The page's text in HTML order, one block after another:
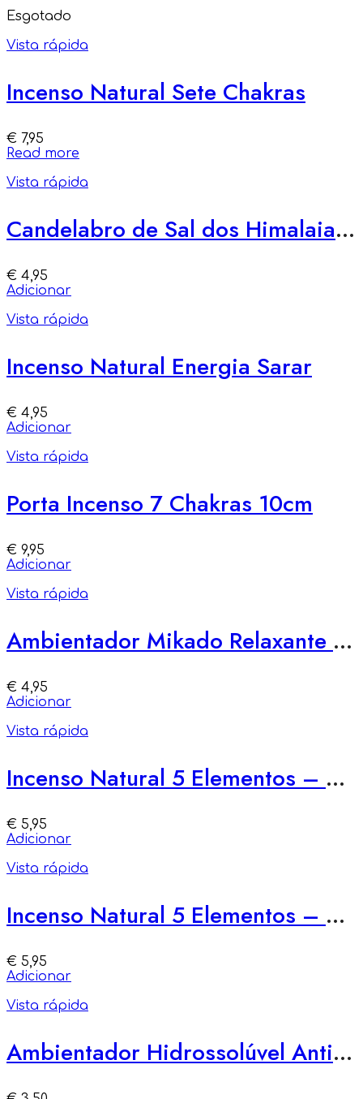
Esgotado
Vista rápida
Incenso Natural Sete Chakras
€ 7,95
Read more
Vista rápida
Candelabro de Sal dos Himalaias 500g
€ 4,95
Adicionar
Vista rápida
Incenso Natural Energia Sarar
€ 4,95
Adicionar
Vista rápida
Porta Incenso 7 Chakras 10cm
€ 9,95
Adicionar
Vista rápida
Ambientador Mikado Relaxante – Calma e Alívio
€ 4,95
Adicionar
Vista rápida
Incenso Natural 5 Elementos – Claridade do Éter
€ 5,95
Adicionar
Vista rápida
Incenso Natural 5 Elementos – Harmonia da Terra
€ 5,95
Adicionar
Vista rápida
Ambientador Hidrossolúvel Antistress – Regeneração e Foco